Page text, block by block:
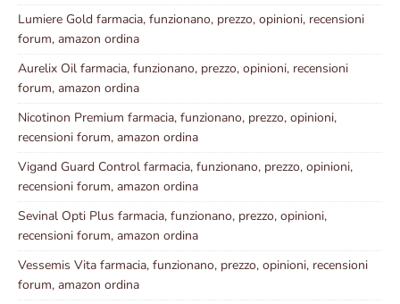
Lumiere Gold farmacia, funzionano, prezzo, opinioni, recensioni
forum, amazon ordina
Aurelix Oil farmacia, funzionano, prezzo, opinioni, recensioni
forum, amazon ordina
Nicotinon Premium farmacia, funzionano, prezzo, opinioni,
recensioni forum, amazon ordina
Vigand Guard Control farmacia, funzionano, prezzo, opinioni,
recensioni forum, amazon ordina
Sevinal Opti Plus farmacia, funzionano, prezzo, opinioni,
recensioni forum, amazon ordina
Vessemis Vita farmacia, funzionano, prezzo, opinioni, recensioni
forum, amazon ordina